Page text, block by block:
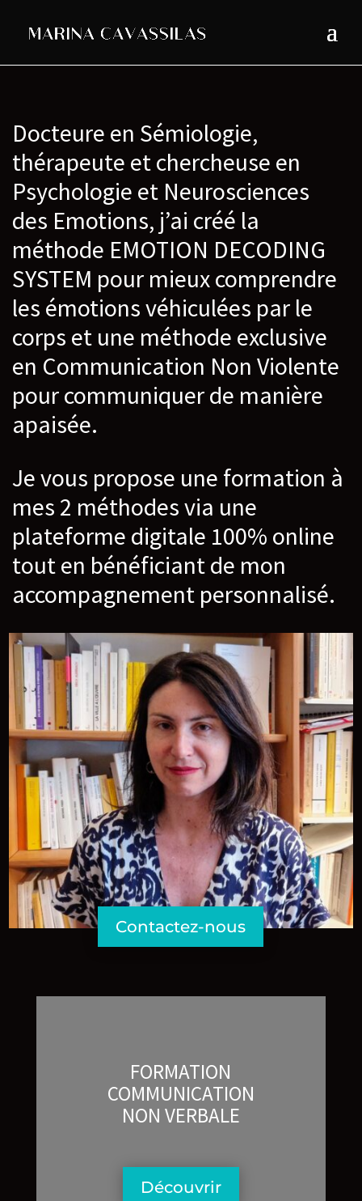
Docteure en Sémiologie,
thérapeute et chercheuse en
Psychologie et Neurosciences
des Emotions, j’ai créé la
méthode EMOTION DECODING
SYSTEM pour mieux comprendre
les émotions véhiculées par le
corps et une méthode exclusive
en Communication Non Violente
pour communiquer de manière
apaisée.
Je vous propose une formation à
mes 2 méthodes via une
plateforme digitale 100% online
tout en bénéficiant de mon
accompagnement personnalisé.
Contactez-nous
FORMATION
COMMUNICATION
NON VERBALE
Découvrir